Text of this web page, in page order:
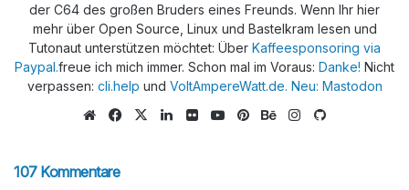
der C64 des großen Bruders eines Freunds. Wenn Ihr hier
mehr über Open Source, Linux und Bastelkram lesen und
Tutonaut unterstützen möchtet: Über Kaffeesponsoring via
Paypal.freue ich mich immer. Schon mal im Voraus: Danke! Nicht
verpassen: cli.help und VoltAmpereWatt.de. Neu: Mastodon
We
e
Fa
X
Lin
Flic
Yo
Pin
Be
Ins
107 Kommentare